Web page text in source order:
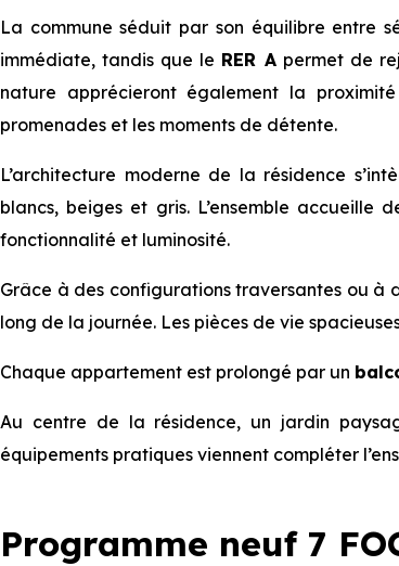
La commune séduit par son équilibre entre
immédiate, tandis que le RER Apermet de
nature apprécieront également la
promenades et les moments de détente.
L’architecture moderne de la résidence
blancs, beiges et gris. L’ensemble accueille
fonctionnalité et luminosité.
Grâce à des configurations traversantes ou à
long de la journée. Les pièces de vie
Chaque appartement est prolongé par un
Au centre de la résidence, un jardin
équipements pratiques viennent compléter
Programme neuf 7